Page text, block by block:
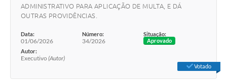
ADMINISTRATIVO PARA APLICAÇÃO DE MULTA, E DÁ
OUTRAS PROVIDÊNCIAS.
Data:
01/06/2026
Número:
34/2026
Situação:
Aprovado
Autor:
Executivo (Autor)
Votado